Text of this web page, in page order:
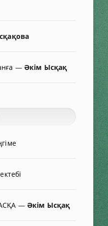
— Әкім Ысқақ
— Әкім Ысқақ